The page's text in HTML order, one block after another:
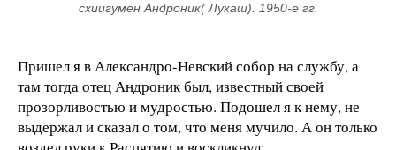
схиигумен Андроник( Лукаш). 1950-е гг.
Пришел я в Александро-Невский собор на службу, а
там тогда отец Андроник был, известный своей
прозорливостью и мудростью. Подошел я к нему, не
выдержал и сказал о том, что меня мучило. А он только